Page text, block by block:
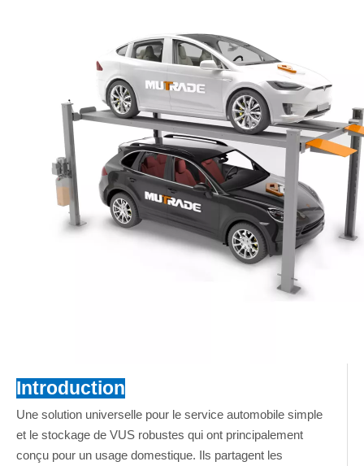
Introduction
Une solution universelle pour le service automobile simple
et le stockage de VUS robustes qui ont principalement
conçu pour un usage domestique. Ils partagent les